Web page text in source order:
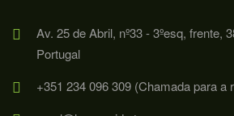
Av. 25 de Abril, nº33 - 3ºesq, frente,
Portugal
+351 234 096 309 (Chamada para a